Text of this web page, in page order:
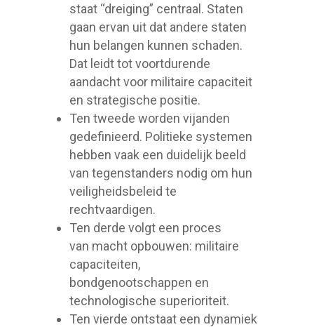
staat “dreiging” centraal. Staten
gaan ervan uit dat andere staten
hun belangen kunnen schaden.
Dat leidt tot voortdurende
aandacht voor militaire capaciteit
en strategische positie.
Ten tweede worden vijanden
gedefinieerd. Politieke systemen
hebben vaak een duidelijk beeld
van tegenstanders nodig om hun
veiligheidsbeleid te
rechtvaardigen.
Ten derde volgt een proces
van macht opbouwen: militaire
capaciteiten,
bondgenootschappen en
technologische superioriteit.
Ten vierde ontstaat een dynamiek